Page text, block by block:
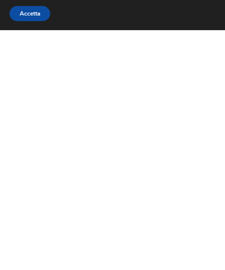
Â«Vogliamo costruire una Confesercenti sempre
Accetta